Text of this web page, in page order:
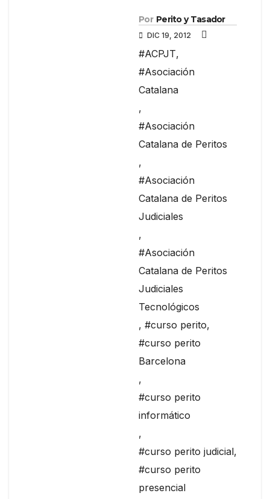
Por Perito y Tasador
DIC 19, 2012
#ACPJT,
#Asociación
Catalana
,
#Asociación
Catalana de Peritos
,
#Asociación
Catalana de Peritos
Judiciales
,
#Asociación
Catalana de Peritos
Judiciales
Tecnológicos
, #curso perito,
#curso perito
Barcelona
,
#curso perito
informático
,
#curso perito judicial,
#curso perito
presencial